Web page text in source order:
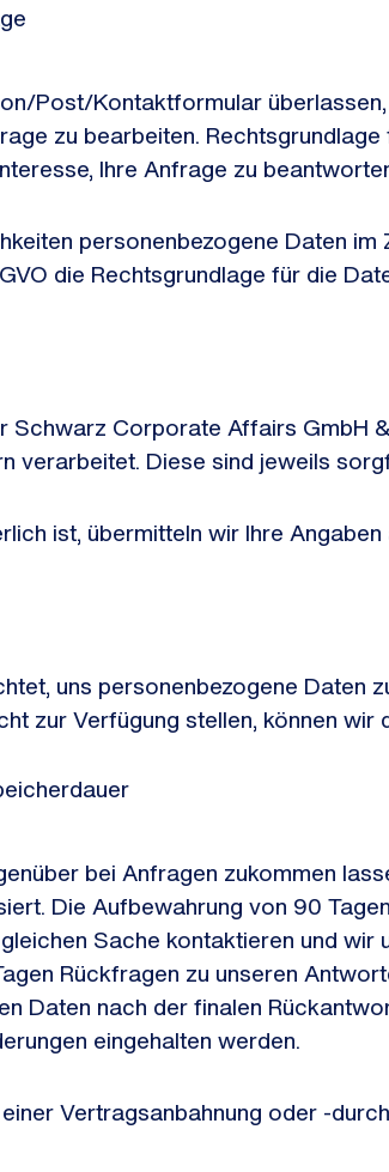
Post/Kontaktformular
zu bearbeiten.
Ihre Anfrage zu
personenbezogene Daten
die Rechtsgrundlage für die
Corporate Affairs GmbH
verarbeitet. Diese sind jeweils
ist, übermitteln wir Ihre
uns personenbezogene Daten
zur Verfügung stellen, können
bei Anfragen zukommen
Die Aufbewahrung von 90
Sache kontaktieren und
Rückfragen zu unseren
Daten nach der finalen
eingehalten werden.
Vertragsanbahnung oder -